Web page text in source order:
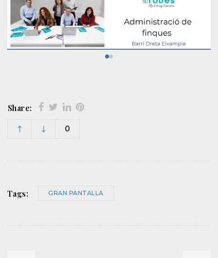
Share:
0
Tags: GRAN PANTALLA